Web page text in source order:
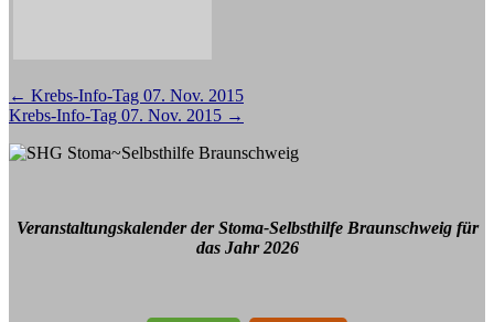
Beitragsnavigation
← Krebs-Info-Tag 07. Nov. 2015
Krebs-Info-Tag 07. Nov. 2015 →
Veranstaltungskalender der Stoma-Selbsthilfe Braunschweig für
das Jahr 2026